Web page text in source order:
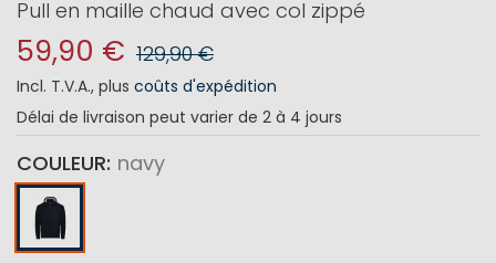
Pull en maille chaud avec col zippé
59,90 € 129,90 €
Incl. T.V.A., plus coûts d'expédition
Délai de livraison peut varier de 2 à 4 jours
COULEUR navy